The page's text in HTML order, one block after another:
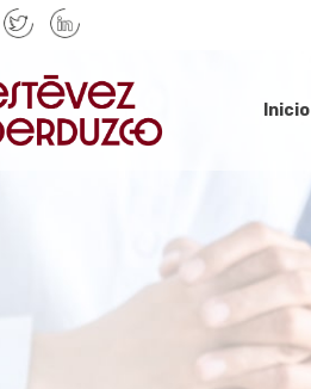
Inicio